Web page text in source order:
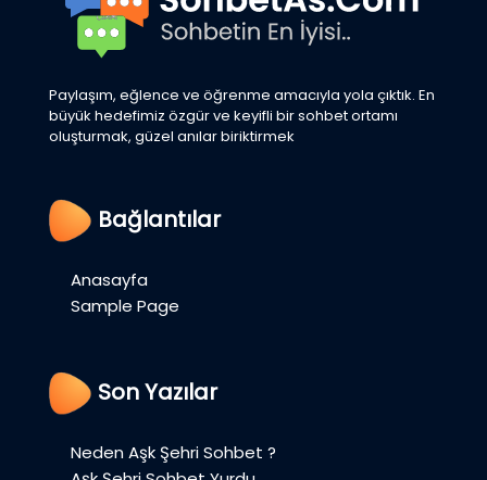
Paylaşım, eğlence ve öğrenme amacıyla yola çıktık. En
büyük hedefimiz özgür ve keyifli bir sohbet ortamı
oluşturmak, güzel anılar biriktirmek
Bağlantılar
Anasayfa
Sample Page
Son Yazılar
Neden Aşk Şehri Sohbet ?